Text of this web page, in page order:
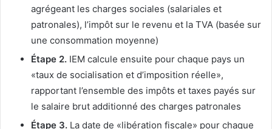
agrégeant les charges sociales (salariales et
patronales), l’impôt sur le revenu et la TVA (basée sur
une consommation moyenne)
Étape 2. IEM calcule ensuite pour chaque pays un
«taux de socialisation et d’imposition réelle»,
rapportant l’ensemble des impôts et taxes payés sur
le salaire brut additionné des charges patronales
Étape 3. La date de «libération fiscale» pour chaque